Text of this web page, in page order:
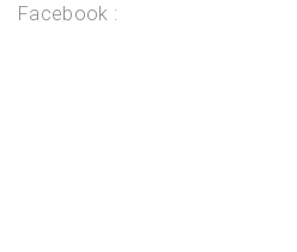
Facebook :